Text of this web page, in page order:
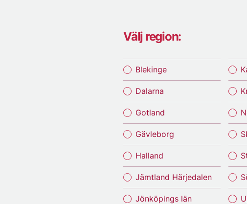
Välj region:
Blekinge
Dalarna
Gotland
Gävleborg
Halland
Jämtland Härjedalen
Jönköpings län